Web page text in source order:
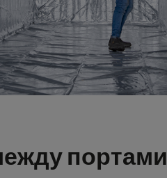
портами